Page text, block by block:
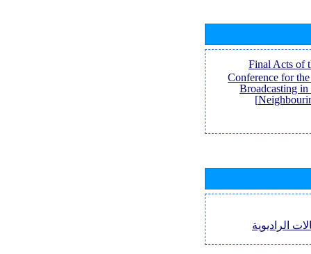
[Final Acts of
Conference for
Broadcasting
الراديوية